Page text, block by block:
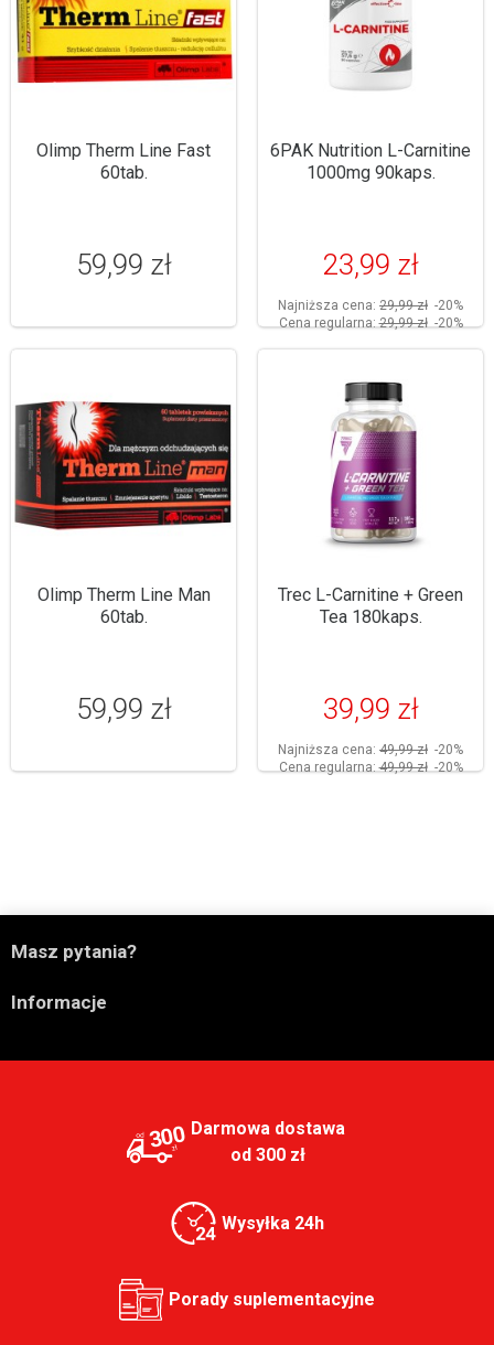
Olimp Therm Line Fast
60tab.
59,99 zł
6PAK Nutrition L-Carnitine
1000mg 90kaps.
23,99 zł
Najniższa cena: 29,99 zł -20%
Cena regularna:29,99 zł -20%
Olimp Therm Line Man
60tab.
59,99 zł
Trec L-Carnitine + Green
Tea 180kaps.
39,99 zł
Najniższa cena: 49,99 zł -20%
Cena regularna:49,99 zł -20%
Masz pytania?
Informacje
300 Darmowa dostawa
od 300 zł
Wysyłka 24h
Porady suplementacyjne